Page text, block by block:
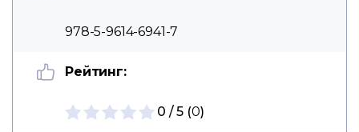
978-5-9614-6941-7
Рейтинг:
0 / 5 (0)